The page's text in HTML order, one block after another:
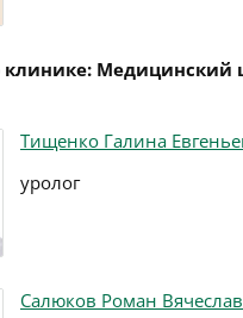
клинике: Медицинский
Тищенко Галина
уролог
Салюков Роман